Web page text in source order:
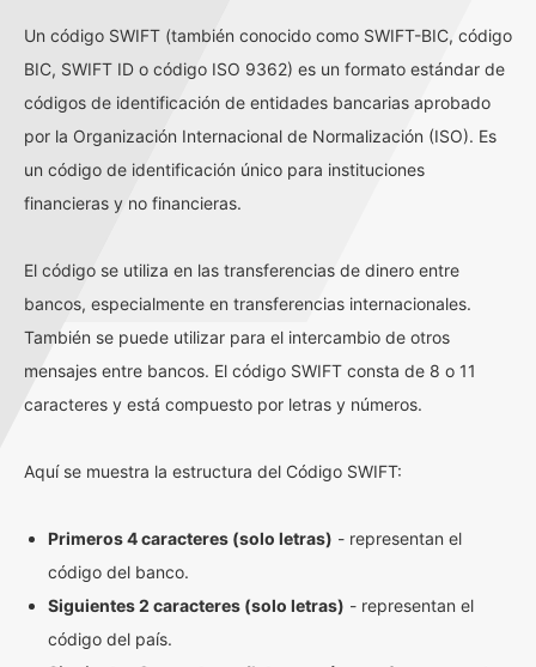
Un código SWIFT (también conocido como SWIFT-BIC, código
BIC, SWIFT ID o código ISO 9362) es un formato estándar de
códigos de identificación de entidades bancarias aprobado
por la Organización Internacional de Normalización (ISO). Es
un código de identificación único para instituciones
financieras y no financieras.
El código se utiliza en las transferencias de dinero entre
bancos, especialmente en transferencias internacionales.
También se puede utilizar para el intercambio de otros
mensajes entre bancos. El código SWIFT consta de 8 o 11
caracteres y está compuesto por letras y números.
Aquí se muestra la estructura del Código SWIFT:
Primeros 4 caracteres (solo letras) - representan el
código del banco.
Siguientes 2 caracteres (solo letras) - representan el
código del país.